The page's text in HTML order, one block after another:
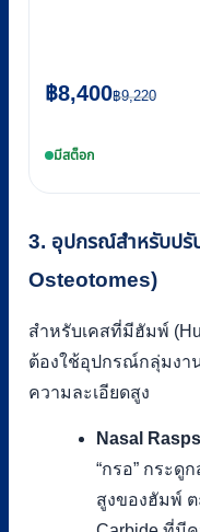
฿9,220
Original
was:
฿8,400
Current
is:มีสต็อก
3. อุปกรณ์สำหรับปรั
Osteotomes)
สำหรับเคสที่มีฮัมพ์
ต้องใช้อุปกรณ์กลุ่มงา
ความละเอียดสูง
Nasal
“กรอ” กระดู
สูงของฮัมพ์ ต